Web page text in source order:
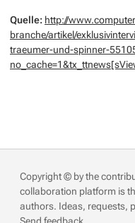
Quelle: http://
branche/artikel/
traeumer-und-spinner-
Copyright © by the
collaboration platform is
authors. Ideas, requests,
Send feedback